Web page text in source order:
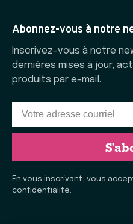
Abonnez-vous à notre
Inscrivez-vous à notre
dernières mises à jour,
produits par e-mail.
En vous inscrivant, vous
confidentialité.